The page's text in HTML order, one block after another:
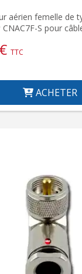
aérien femelle de
S pour
€ TTC
ACHETER